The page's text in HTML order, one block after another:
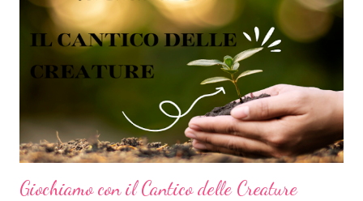
di armonia e protezione. Al contrario del quadrato, che
trasmette stabilità, il cerchio si presta molto bene a comunicare
lo scorrere del tempo, il dinamismo e il movimento. Ok tranquilli
tutti, ho finito il momento di divulgazione scientifica e ritorno nei
Giochiamo con il Cantico delle Creature